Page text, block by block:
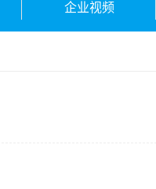
企业视频